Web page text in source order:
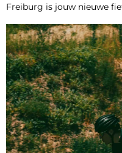
Freiburg is jouw nieuwe